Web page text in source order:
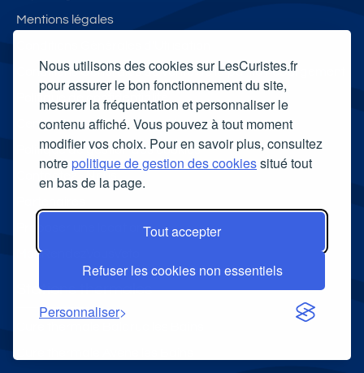
Nous utilisons des cookies sur LesCuristes.fr
pour assurer le bon fonctionnement du site,
mesurer la fréquentation et personnaliser le
contenu affiché. Vous pouvez à tout moment
modifier vos choix. Pour en savoir plus, consultez
notrepolitique de gestion des cookiessitué tout
en bas de la page.
Tout accepter
Refuser les cookies non essentiels
Personnaliser
Mentions légales
Conditions Générales de vente de la partie hébergement
Politique de confidentialité
Centre de gestion des cookies
Politique de gestion des cookies
Contactez - Nous
Proposer une location
MonRendezVousVeto
Stations thermales